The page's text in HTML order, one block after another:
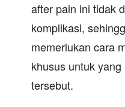
after pain ini tidak
komplikasi,
memerlukan cara
khusus untuk
tersebut.